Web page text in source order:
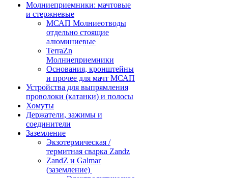
Молниеприемники: мачтовые
и стержневые
МСАП Молниеотводы
отдельно стоящие
алюминиевые
TerraZn
Молниеприемники
Основания, кронштейны
и прочее для мачт МСАП
Устройства для выпрямления
проволоки (катанки) и полосы
Хомуты
Держатели, зажимы и
соединители
Заземление
Экзотермическая /
термитная сварка Zandz
ZandZ и Galmar
(заземление)